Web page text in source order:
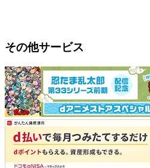
その他サービス